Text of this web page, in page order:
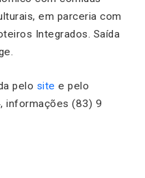
em parceria com
Integrados. Saída
pelo site e pelo
informações (83) 9